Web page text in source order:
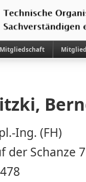
Mitgliedschaft
Ing. (FH)
der Schanze 7